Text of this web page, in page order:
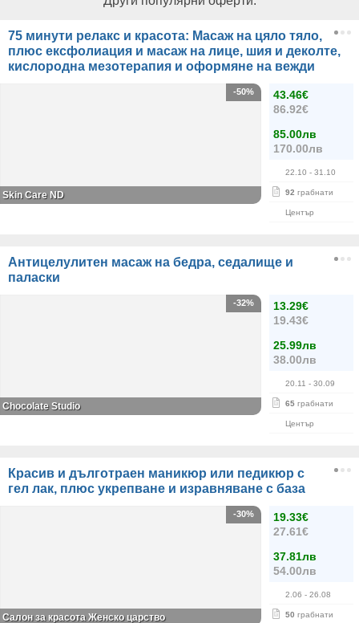
75 минути релакс и красота: Масаж на цяло тяло,
плюс ексфолиация и масаж на лице, шия и деколте,
кислородна мезотерапия и оформяне на вежди
43.46€
86.92€
85.00лв
170.00лв
22.10 - 31.10
92 грабнати
Център
-50%
Skin Care ND
Антицелулитен масаж на бедра, седалище и
паласки
13.29€
19.43€
25.99лв
38.00лв
20.11 - 30.09
65 грабнати
Център
-32%
Chocolate Studio
Красив и дълготраен маникюр или педикюр с
гел лак, плюс укрепване и изравняване с база
19.33€
27.61€
37.81лв
54.00лв
2.06 - 26.08
50 грабнати
-30%
Салон за красота Женско царство